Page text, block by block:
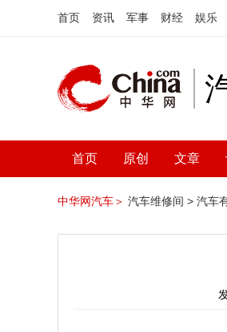
首页 资讯 军事 财经 娱乐
首页 原创 文章
中华网汽车＞ 汽车维修间 > 汽车